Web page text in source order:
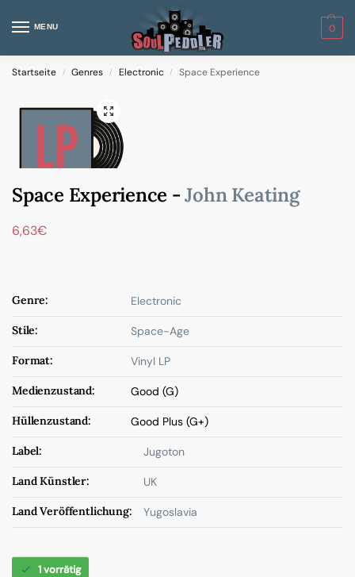
MENU 0
Startseite / Genres / Electronic / Space Experience
Space Experience -John Keating
6,63€
Genre: Electronic
Stile: Space-Age
Format: Vinyl LP
Medienzustand: Good (G)
Hüllenzustand: Good Plus (G+)
Label: Jugoton
Land Künstler: UK
Land Veröffentlichung: Yugoslavia
1 vorrätig